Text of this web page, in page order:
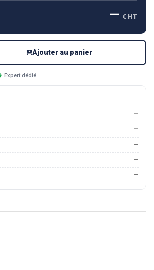
— € HT
Ajouter au panier
Expert dédié
—
—
—
—
—